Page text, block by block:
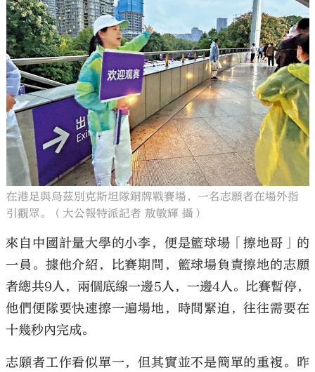
在港足與烏茲別克斯坦隊銅牌戰賽場，一名志願者在場外指
引觀眾。（大公報特派記者 敖敏輝 攝）
來自中國計量大學的小李，便是籃球場「擦地哥」的
一員。據他介紹，比賽期間，籃球場負責擦地的志願
者總共9人，兩個底線一邊5人，一邊4人。比賽暫停，
他們便隊要快速擦一遍場地，時間緊迫，往往需要在
十幾秒內完成。
志願者工作看似單一，但其實並不是簡單的重複。昨